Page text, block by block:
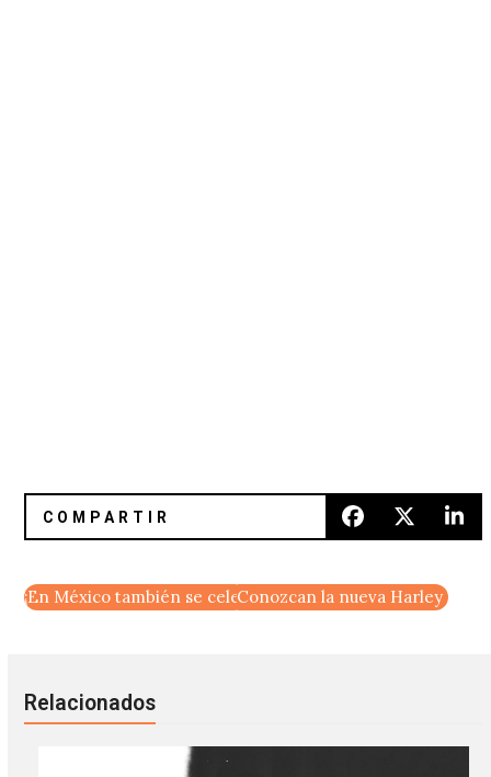
¡En México también se celebra el Record Store Day!
Conozcan la nueva Harley
Relacionados